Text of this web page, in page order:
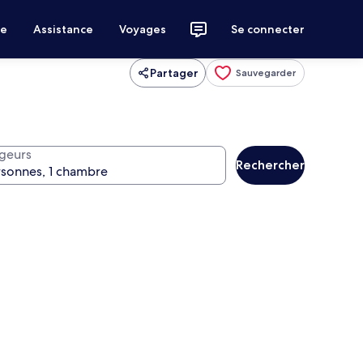
Assistance Voyages Se connecter
Partager Sauvegarder
Rechercher